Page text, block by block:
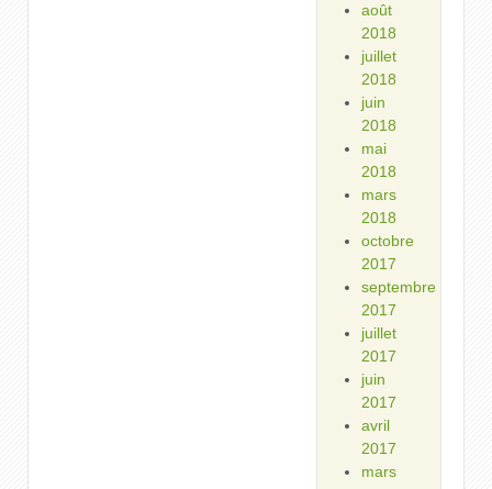
août
2018
juillet
2018
juin
2018
mai
2018
mars
2018
octobre
2017
septembre
2017
juillet
2017
juin
2017
avril
2017
mars